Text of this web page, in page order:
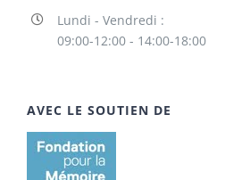
Lundi - Vendredi :
09:00-12:00 - 14:00-18:00
AVEC LE SOUTIEN DE